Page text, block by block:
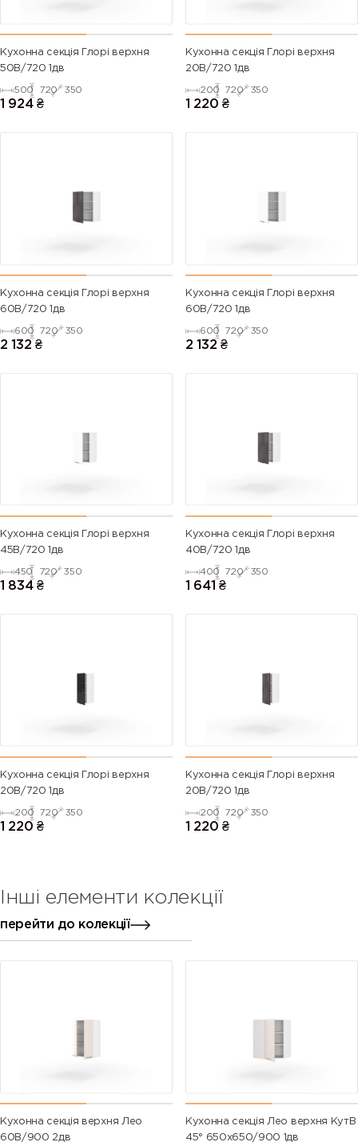
Кухонна секція Глорі верхня
50В/720 1дв
500 720 350
1 924 ₴
Кухонна секція Глорі верхня
20В/720 1дв
200 720 350
1 220 ₴
Кухонна секція Глорі верхня
60В/720 1дв
600 720 350
2 132 ₴
Кухонна секція Глорі верхня
60В/720 1дв
600 720 350
2 132 ₴
Кухонна секція Глорі верхня
45В/720 1дв
450 720 350
1 834 ₴
Кухонна секція Глорі верхня
40В/720 1дв
400 720 350
1 641 ₴
Кухонна секція Глорі верхня
20В/720 1дв
200 720 350
1 220 ₴
Кухонна секція Глорі верхня
20В/720 1дв
200 720 350
1 220 ₴
Інші елементи колекції
перейти до колекції
Кухонна секція верхня Лео
60В/900 2дв
Кухонна секція Лео верхня КутВ
45° 650х650/900 1дв